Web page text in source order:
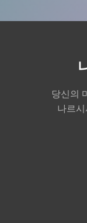
당신의
나르